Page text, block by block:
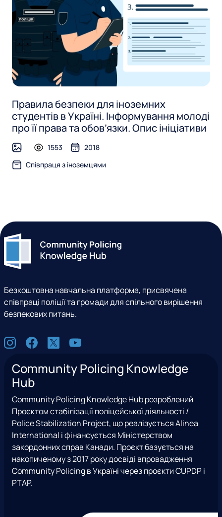
Правила безпеки для іноземних
студентів в Україні. Інформування молоді
про її права та обов’язки. Опис ініціативи
image 1553
2018
Співпраця з іноземцями
Безкоштовна навчальна платформа, присвячена
співпраці поліції та громади для спільного вирішення
безпекових питань.
С
оI
s
a
g
a
m
F
c
e
b
o
o
k
X
e
T
w
i
t
t
e
r
Y
u
u
b
e
Community Policing Knowledge
Hub
Community Policing Knowledge Hub розроблений
Проєктом стабілізації поліцейської діяльності /
Police Stabilization Project, що реалізується Alinea
International і фінансується Міністерством
закордонних справ Канади. Проєкт базується на
накопиченому з 2017 року досвіді впровадження
Community Policing в Україні через проєкти CUPDP і
PTAP.